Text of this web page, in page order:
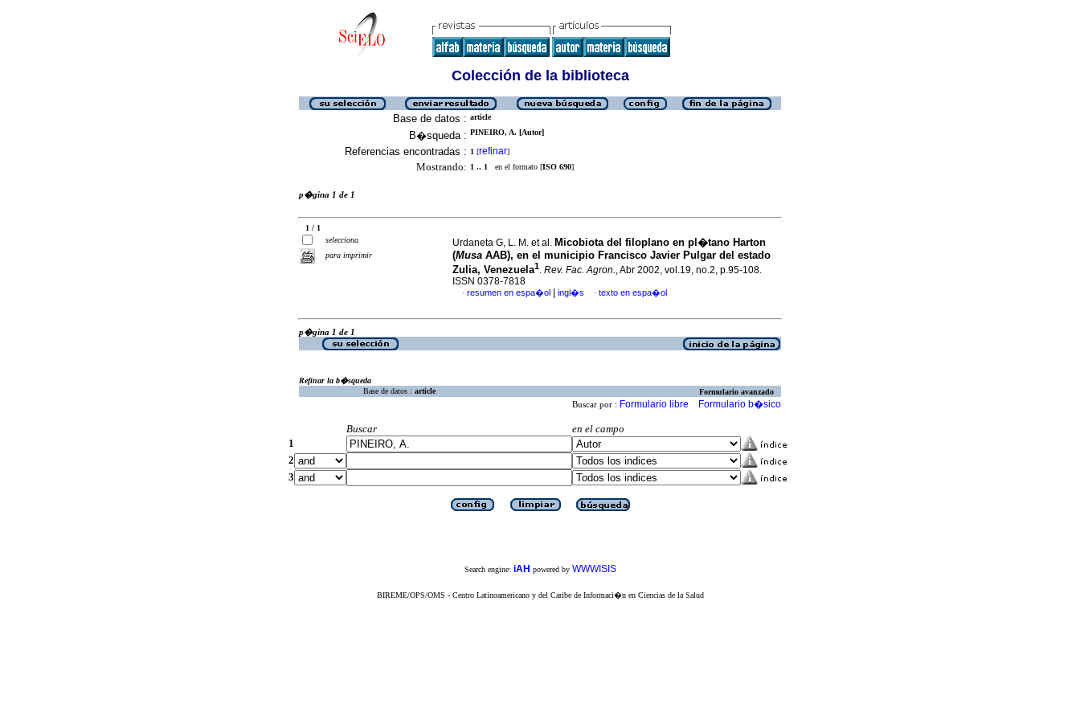
Colección de la biblioteca
Base de datos : article
B�squeda : PINEIRO, A. [Autor]
Referencias encontradas : 1 [refinar]
Mostrando: 1 .. 1 en el formato [ISO 690]
p�gina 1 de 1
1 / 1
selecciona
para imprimir
Urdaneta G, L. M. et al. Micobiota del filoplano en pl�tano Harton
(Musa AAB), en el municipio Francisco Javier Pulgar del estado
Zulia, Venezuela1. Rev. Fac. Agron., Abr 2002, vol.19, no.2, p.95-108.
ISSN 0378-7818
· resumen en espa�ol ingl�s · texto en espa�ol
p�gina 1 de 1
Refinar la b�squeda
Base de datos : article Formulario avanzado
Buscar por : Formulario libre Formulario b�sico
Buscar
en el campo
1
2
3
Search engine: iAH powered by WWWISIS
BIREME/OPS/OMS - Centro Latinoamericano y del Caribe de Informaci�n en Ciencias de la Salud